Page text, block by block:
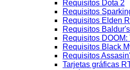
Requisitos Dota 2
Requisitos
Requisitos Elden
Requisitos Baldur's
Requisitos
Requisitos Black
Requisitos
Tarjetas gráficas